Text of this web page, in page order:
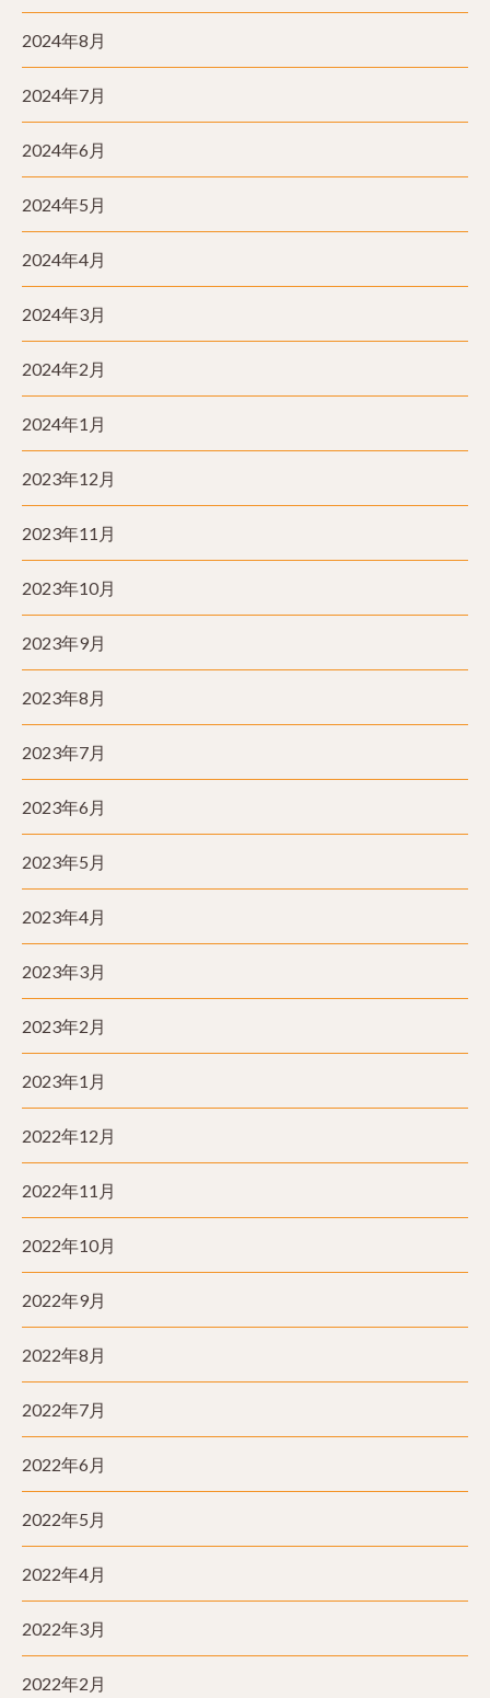
2024年8月
2024年7月
2024年6月
2024年5月
2024年4月
2024年3月
2024年2月
2024年1月
2023年12月
2023年11月
2023年10月
2023年9月
2023年8月
2023年7月
2023年6月
2023年5月
2023年4月
2023年3月
2023年2月
2023年1月
2022年12月
2022年11月
2022年10月
2022年9月
2022年8月
2022年7月
2022年6月
2022年5月
2022年4月
2022年3月
2022年2月